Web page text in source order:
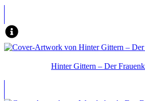
Hinter Gittern – Der